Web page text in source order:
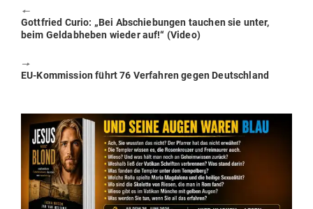
🠔
Previous
post:
Gott­fried Curio: „Bei Abschie­bungen tauchen sie unter,
beim Geld­ab­heben wieder auf!“ (Video)
🠖
Next
EU-Kom­mission führt 76 Ver­fahren gegen Deutschland